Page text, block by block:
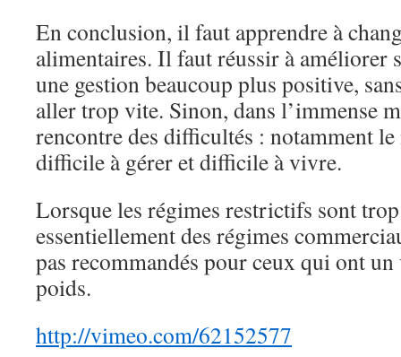
En conclusion, il faut apprendre à
alimentaires. Il faut réussir à améliorer
une gestion beaucoup plus positive,
aller trop vite. Sinon, dans l’immense
rencontre des difficultés : notamment
difficile à gérer et difficile à vivre.
Lorsque les régimes restrictifs sont
essentiellement des régimes
pas recommandés pour ceux qui ont
poids.
http://vimeo.com/62152577